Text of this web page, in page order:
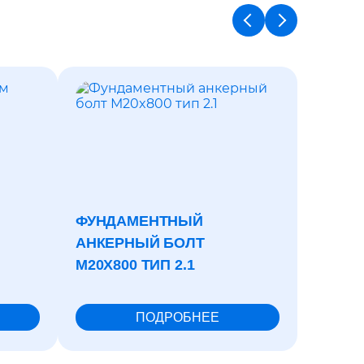
ФУНДАМЕНТНЫЙ
АНКЕРНЫЙ БОЛТ
М20X800 ТИП 2.1
ПОДРОБНЕЕ